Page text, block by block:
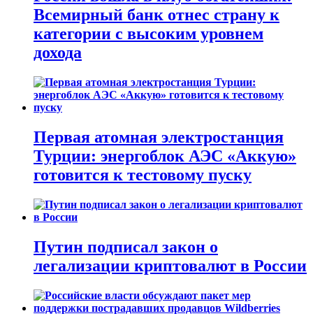
Всемирный банк отнес страну к
категории с высоким уровнем
дохода
Первая атомная электростанция
Турции: энергоблок АЭС «Аккую»
готовится к тестовому пуску
Путин подписал закон о
легализации криптовалют в России